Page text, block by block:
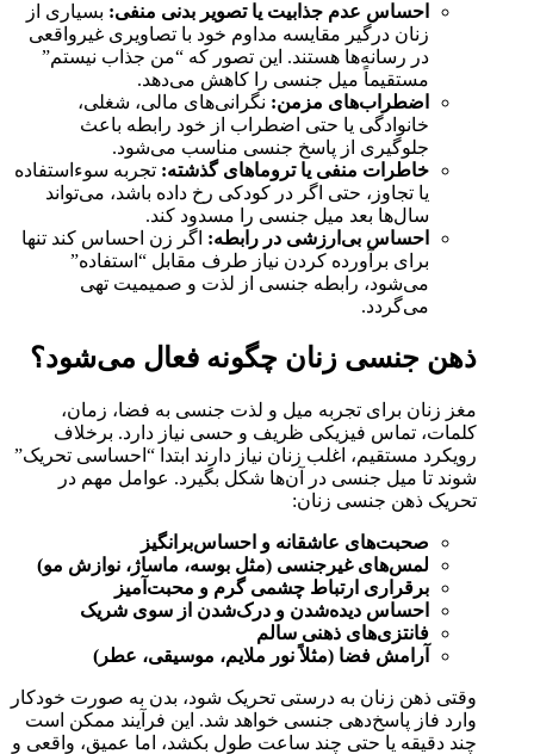
احساس عدم جذابیت یا تصویر بدنی منفی: بسیاری از
زنان درگیر مقایسه مداوم خود با تصاویری غیرواقعی
در رسانه‌ها هستند. این تصور که “من جذاب نیستم”
مستقیماً میل جنسی را کاهش می‌دهد.
اضطراب‌های مزمن: نگرانی‌های مالی، شغلی،
خانوادگی یا حتی اضطراب از خود رابطه باعث
جلوگیری از پاسخ جنسی مناسب می‌شود.
خاطرات منفی یا تروماهای گذشته: تجربه سوءاستفاده
یا تجاوز، حتی اگر در کودکی رخ داده باشد، می‌تواند
سال‌ها بعد میل جنسی را مسدود کند.
احساس بی‌ارزشی در رابطه: اگر زن احساس کند تنها
برای برآورده کردن نیاز طرف مقابل “استفاده”
می‌شود، رابطه جنسی از لذت و صمیمیت تهی
می‌گردد.
ذهن جنسی زنان چگونه فعال می‌شود؟
مغز زنان برای تجربه میل و لذت جنسی به فضا، زمان،
کلمات، تماس فیزیکی ظریف و حسی نیاز دارد. برخلاف
رویکرد مستقیم، اغلب زنان نیاز دارند ابتدا “احساسی تحریک”
شوند تا میل جنسی در آن‌ها شکل بگیرد. عوامل مهم در
تحریک ذهن جنسی زنان:
صحبت‌های عاشقانه و احساس‌برانگیز
لمس‌های غیرجنسی (مثل بوسه، ماساژ، نوازش مو)
برقراری ارتباط چشمی گرم و محبت‌آمیز
احساس دیده‌شدن و درک‌شدن از سوی شریک
فانتزی‌های ذهنی سالم
آرامش فضا (مثلاً نور ملایم، موسیقی، عطر)
وقتی ذهن زنان به درستی تحریک شود، بدن به صورت خودکار
وارد فاز پاسخ‌دهی جنسی خواهد شد. این فرآیند ممکن است
چند دقیقه یا حتی چند ساعت طول بکشد، اما عمیق، واقعی و